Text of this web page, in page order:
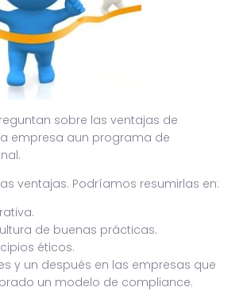
sobre las ventajas de
empresa aun programa de
ventajas. Podríamos resumirlas en:
de buenas prácticas.
éticos.
y un después en las empresas que
un modelo de compliance.